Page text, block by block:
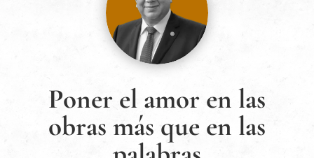
Poner el amor en las
obras más que en las